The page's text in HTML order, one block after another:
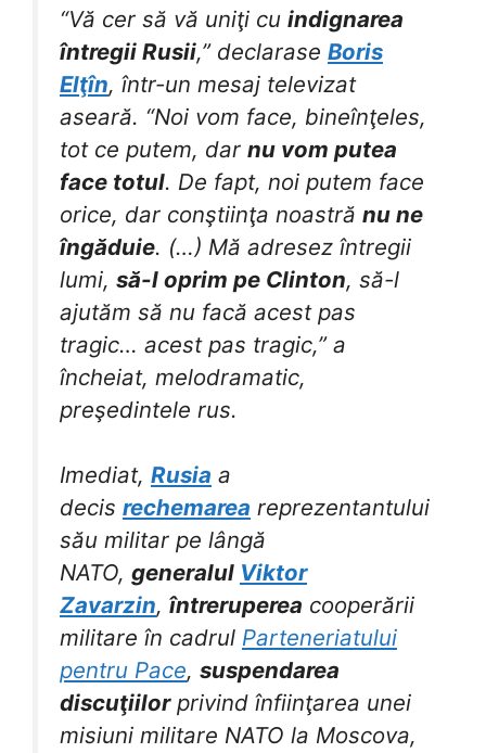
“Vă cer să vă uniţi cu indignarea
întregii Rusii,” declarase Boris
Elţîn, într-un mesaj televizat
aseară. “Noi vom face, bineînţeles,
tot ce putem, dar nu vom putea
face totul. De fapt, noi putem face
orice, dar conştiinţa noastră nu ne
îngăduie. (…) Mă adresez întregii
lumi, să-l oprim pe Clinton, să-l
ajutăm să nu facă acest pas
tragic… acest pas tragic,” a
încheiat, melodramatic,
preşedintele rus.
Imediat, Rusia a
decis rechemarea reprezentantului
său militar pe lângă
NATO, generalul Viktor
Zavarzin, întreruperea cooperării
militare în cadrul Parteneriatului
pentru Pace, suspendarea
discuţiilorprivind înfiinţarea unei
misiuni militare NATO la Moscova,